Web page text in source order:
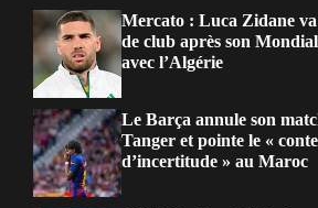
Mercato : Luca Zidane
de club après son
avec l’Algérie
Le Barça annule son
Tanger et pointe le «
d’incertitude » au Maroc